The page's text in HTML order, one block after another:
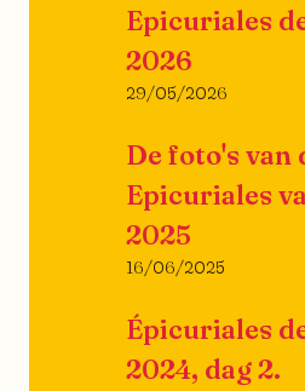
Epicuriales
2026
29/05/2026
De foto's van
Epicuriales
2025
16/06/2025
Épicuriales
2024, dag 2.